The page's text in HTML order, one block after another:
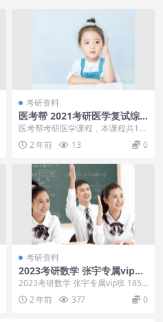
考研资料
医考帮 2021考研医学复试综
合课程
医考帮考研医学课程，本课程共16.
2G，VIP会员可通过百度网盘转存
下载或者在线...
2 年前 13 0
考研资料
2023考研数学 张宇专属vip班
185G网课大合集
2023考研数学 张宇专属vip班 185G
网课大合集目录：00.讲义01.赠送...
2 年前 377 0